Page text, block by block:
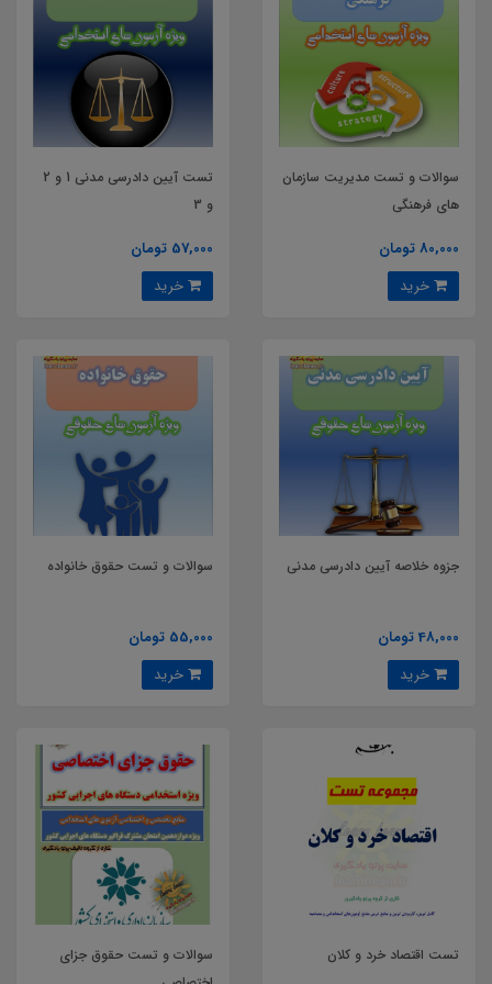
سوالات و تست مدیریت سازمان
های فرهنگی
80,000 تومان
تست آیین دادرسی مدنی 1 و 2
و 3
57,000 تومان
جزوه خلاصه آیین دادرسی مدنی
48,000 تومان
سوالات و تست حقوق خانواده
55,000 تومان
تست اقتصاد خرد و کلان
سوالات و تست حقوق جزای